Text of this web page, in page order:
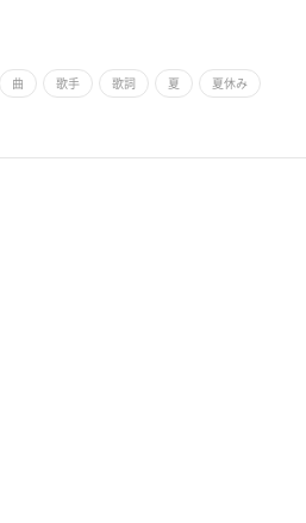
曲 歌手 歌詞 夏 夏休み